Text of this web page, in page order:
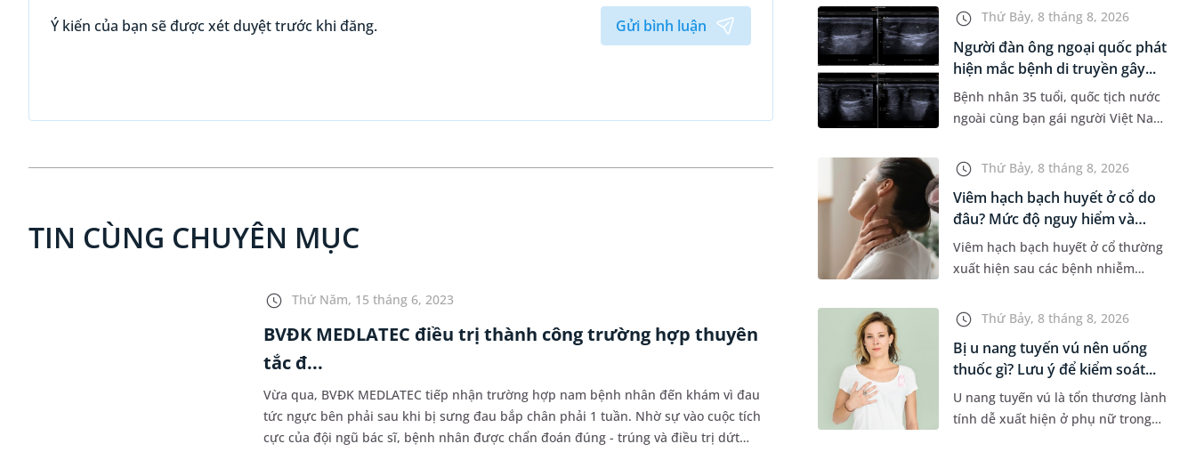
Ý kiến của bạn sẽ được xét duyệt trước khi đăng. Gửi bình luận
TIN CÙNG CHUYÊN MỤC
Thứ Năm, 15 tháng 6, 2023
BVĐK MEDLATEC điều trị thành công trường hợp thuyên
tắc đ...
Vừa qua, BVĐK MEDLATEC tiếp nhận trường hợp nam bệnh nhân đến khám vì đau
tức ngực bên phải sau khi bị sưng đau bắp chân phải 1 tuần. Nhờ sự vào cuộc tích
cực của đội ngũ bác sĩ, bệnh nhân được chẩn đoán đúng - trúng và điều trị dứt
Bệnh viện (HIS - Hospital
Information System) giai đoạn mới.
Dự á...
Thứ Bảy, 8 tháng 8, 2026
Người đàn ông ngoại quốc phát
hiện mắc bệnh di truyền gây...
Bệnh nhân 35 tuổi, quốc tịch nước
ngoài cùng bạn gái người Việt Nam
hôn nhân. Qua thăm khám và làm
các xét nghiệm chuyên sâu,...
Thứ Bảy, 8 tháng 8, 2026
Viêm hạch bạch huyết ở cổ do
đâu? Mức độ nguy hiểm và
phư...
Viêm hạch bạch huyết ở cổ thường
xuất hiện sau các bệnh nhiễm
đến lao hạch hoặc ung thư. Để tìm
hiểu nguyên nhân gây viêm,...
Thứ Bảy, 8 tháng 8, 2026
Bị u nang tuyến vú nên uống
thuốc gì? Lưu ý để kiểm soát...
U nang tuyến vú là tổn thương lành
tính dễ xuất hiện ở phụ nữ trong